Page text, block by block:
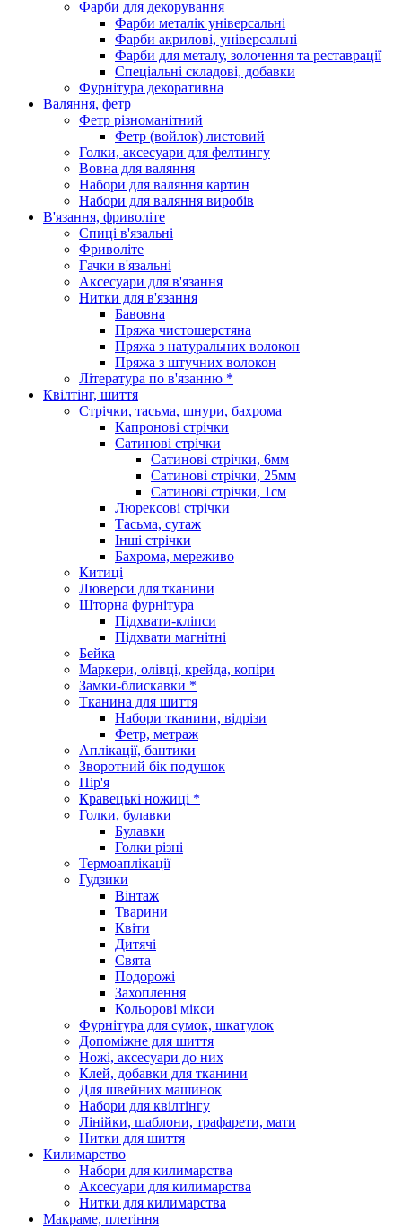
Фарби для декорування
Фарби металік універсальні
Фарби акрилові, універсальні
Фарби для металу, золочення та реставрації
Спеціальні складові, добавки
Фурнітура декоративна
Валяння, фетр
Фетр різноманітний
Фетр (войлок) листовий
Голки, аксесуари для фелтингу
Вовна для валяння
Набори для валяння картин
Набори для валяння виробів
В'язання, фриволіте
Спиці в'язальні
Фриволіте
Гачки в'язальні
Аксесуари для в'язання
Нитки для в'язання
Бавовна
Пряжа чистошерстяна
Пряжа з натуральних волокон
Пряжа з штучних волокон
Література по в'язанню *
Квілтінг, шиття
Стрічки, тасьма, шнури, бахрома
Капронові стрічки
Сатинові стрічки
Сатинові стрічки, 6мм
Сатинові стрічки, 25мм
Сатинові стрічки, 1см
Люрексові стрічки
Тасьма, сутаж
Інші стрічки
Бахрома, мереживо
Китиці
Люверси для тканини
Шторна фурнітура
Підхвати-кліпси
Підхвати магнітні
Бейка
Маркери, олівці, крейда, копіри
Замки-блискавки *
Тканина для шиття
Набори тканини, відрізи
Фетр, метраж
Аплікації, бантики
Зворотний бік подушок
Пір'я
Кравецькі ножиці *
Голки, булавки
Булавки
Голки різні
Термоаплікації
Гудзики
Вінтаж
Тварини
Квіти
Дитячі
Свята
Подорожі
Захоплення
Кольорові мікси
Фурнітура для сумок, шкатулок
Допоміжне для шиття
Ножі, аксесуари до них
Клей, добавки для тканини
Для швейних машинок
Набори для квілтінгу
Лінійки, шаблони, трафарети, мати
Нитки для шиття
Килимарство
Набори для килимарства
Аксесуари для килимарства
Нитки для килимарства
Макраме, плетіння